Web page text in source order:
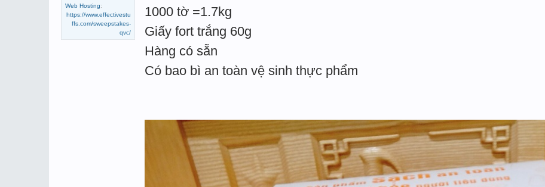
Web Hosting:
https://www.effectivestu
ffs.com/sweepstakes-
qvc/
1000 tờ =1.7kg
Giấy fort trắng 60g
Hàng có sẵn
Có bao bì an toàn vệ sinh thực phẩm